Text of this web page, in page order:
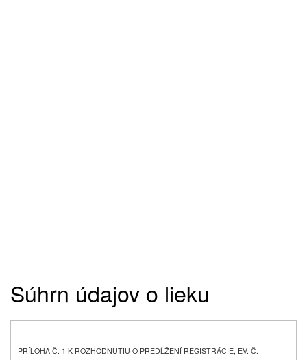
Súhrn údajov o lieku
PRÍLOHA Č. 1 K ROZHODNUTIU O PREDĹŽENÍ REGISTRÁCIE, EV. Č.